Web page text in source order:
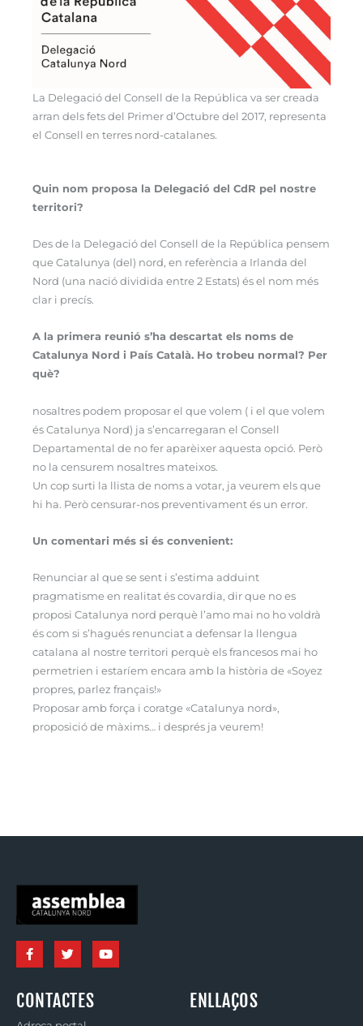
La Delegació del Consell de la República va ser creada
arran dels fets del Primer d’Octubre del 2017, representa
el Consell en terres nord-catalanes.
Quin nom proposa la Delegació del CdR pel nostre
territori?
Des de la Delegació del Consell de la República pensem
que Catalunya (del) nord, en referència a Irlanda del
Nord (una nació dividida entre 2 Estats) és el nom més
clar i precís.
A la primera reunió s’ha descartat els noms de
Catalunya Nord i País Català. Ho trobeu normal? Per
què?
nosaltres podem proposar el que volem ( i el que volem
és Catalunya Nord) ja s’encarregaran el Consell
Departamental de no fer aparèixer aquesta opció. Però
no la censurem nosaltres mateixos.
Un cop surti la llista de noms a votar, ja veurem els que
hi ha. Però censurar-nos preventivament és un error.
Un comentari més si és convenient:
Renunciar al que se sent i s’estima adduint
pragmatisme en realitat és covardia, dir que no es
proposi Catalunya nord perquè l’amo mai no ho voldrà
és com si s’hagués renunciat a defensar la llengua
catalana al nostre territori perquè els francesos mai ho
permetrien i estaríem encara amb la història de «Soyez
propres, parlez français!»
Proposar amb força i coratge «Catalunya nord»,
proposició de màxims… i després ja veurem!
CONTACTES ENLLAÇOS